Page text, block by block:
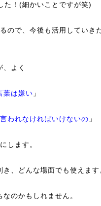
た！(細かいことですが笑)
ので、今後も活用していき
よく
葉は嫌い 」
われなければいけないの 」
します。
、どんな場面でも使えます
のかもしれません。